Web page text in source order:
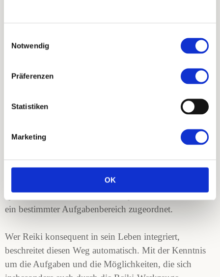
Notwendig
Präferenzen
Statistiken
Marketing
OK
eigene Seminare. Wir vertiefen die Arbeit mit Reiki
und den Lebensregeln. Zum Schluss erhältst Du die
Reiki als Entwicklungsweg
Persönlichkeitsentwicklung. Durch die Einweihung
freigesetzten Bewusstwerdungsprozessen, offenbart
sich ein großes Potential zu großem persönlichen und
spirituellen Wachstum. Dabei ist jedem Reiki-Grad
ein bestimmter Aufgabenbereich zugeordnet.
Wer Reiki konsequent in sein Leben integriert,
beschreitet diesen Weg automatisch. Mit der Kenntnis
um die Aufgaben und die Möglichkeiten, die sich